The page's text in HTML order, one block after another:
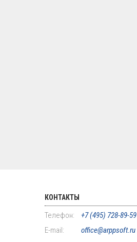
КОНТАКТЫ
Телефон:
+7 (495) 728-89-59
E-mail:
office@arppsoft.ru